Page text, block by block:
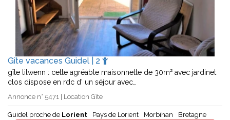
Gîte vacances Guidel | 2
gîte lilwenn : cette agréable maisonnette de 30m² avec jardinet
clos dispose en rdc d' un séjour avec…
Annonce n° 5471 | Location Gîte
Guidel proche de Lorient Pays de Lorient Morbihan Bretagne